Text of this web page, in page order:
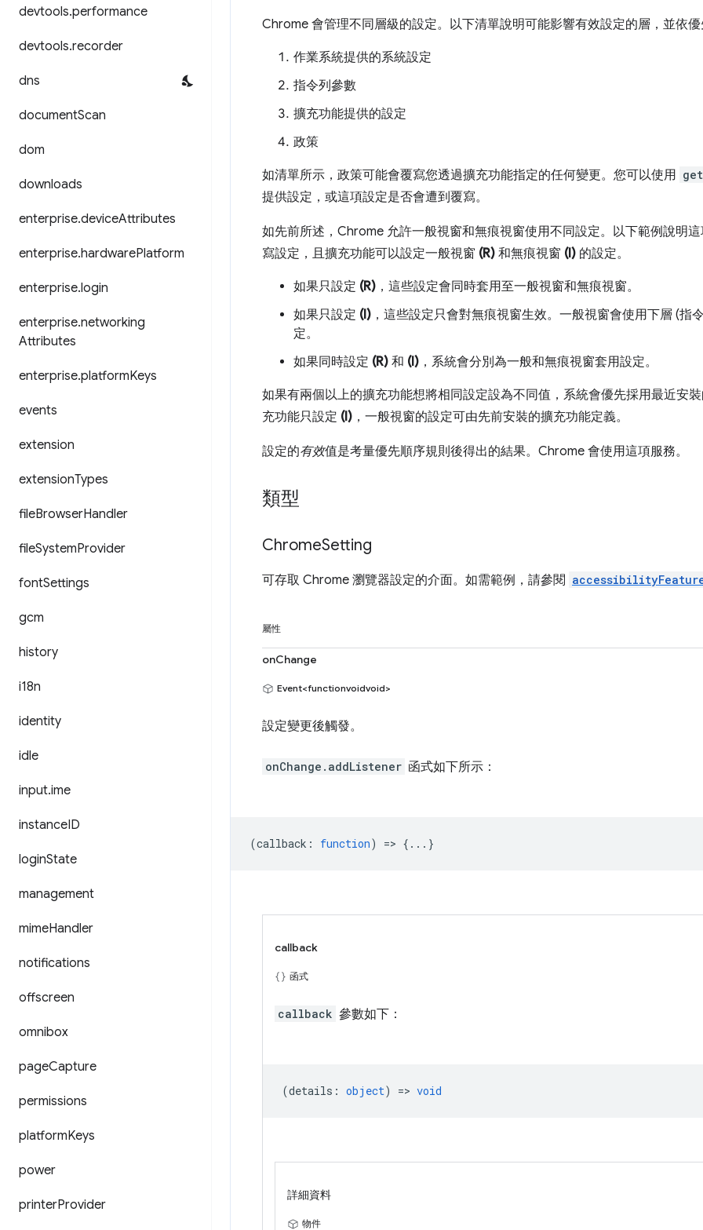
devtools.performance
devtools.recorder
dns
documentScan
dom
downloads
enterprise.deviceAttributes
enterprise.hardwarePlatform
enterprise.login
enterprise.networking
Attributes
enterprise.platformKeys
events
extension
extensionTypes
fileBrowserHandler
fileSystemProvider
fontSettings
gcm
history
i18n
identity
idle
input.ime
instanceID
loginState
management
mimeHandler
notifications
offscreen
omnibox
pageCapture
permissions
platformKeys
power
printerProvider
Chrome 會管理不同層級的設定。以下清單說明可能影響有效設定的層，並依
作業系統提供的系統設定
指令列參數
擴充功能提供的設定
政策
如清單所示，政策可能會覆寫您透過擴充功能指定的任何變更。您可以使用
提供設定，或這項設定是否會遭到覆寫。
如先前所述，Chrome 允許一般視窗和無痕視窗使用不同設定。以下範例說明
寫設定，且擴充功能可以設定一般視窗 (R) 和無痕視窗 (I) 的設定。
如果只設定 (R) ，這些設定會同時套用至一般視窗和無痕視窗。
如果只設定 (I) ，這些設定只會對無痕視窗生效。一般視窗會使用下層 (指
定。
如果同時設定 (R) 和 (I) ，系統會分別為一般和無痕視窗套用設定。
如果有兩個以上的擴充功能想將相同設定設為不同值，系統會優先採用最近安
充功能只設定 (I) ，一般視窗的設定可由先前安裝的擴充功能定義。
設定的有效值是考量優先順序規則後得出的結果。Chrome 會使用這項服務。
類型
ChromeSetting
可存取 Chrome 瀏覽器設定的介面。如需範例，請參閱
屬性
onChange
Event<functionvoidvoid>
設定變更後觸發。
onChange.addListener 函式如下所示：
(callback : function) => {...}
callback
函式
callback 參數如下：
(details : object) => void
詳細資料
物件